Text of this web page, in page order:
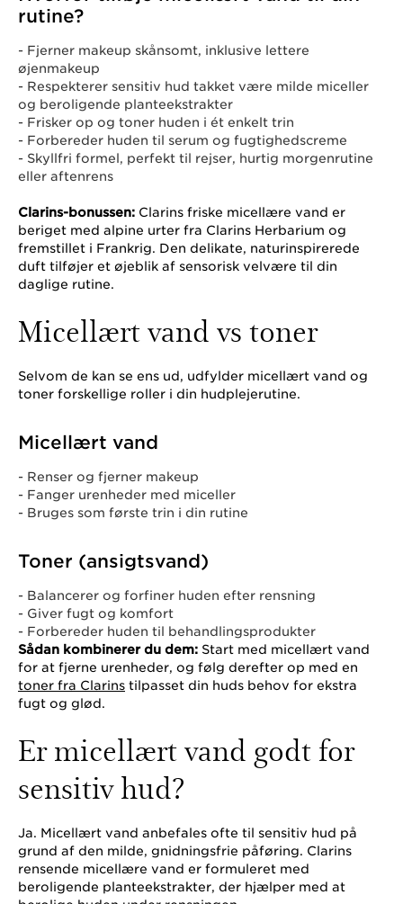
rutine?
- Fjerner makeup skånsomt, inklusive lettere
øjenmakeup
- Respekterer sensitiv hud takket være milde miceller
og beroligende planteekstrakter
- Frisker op og toner huden i ét enkelt trin
- Forbereder huden til serum og fugtighedscreme
- Skyllfri formel, perfekt til rejser, hurtig morgenrutine
eller aftenrens
Clarins-bonussen: Clarins friske micellære vand er
beriget med alpine urter fra Clarins Herbarium og
fremstillet i Frankrig. Den delikate, naturinspirerede
duft tilføjer et øjeblik af sensorisk velvære til din
daglige rutine.
Micellært vand vs toner
Selvom de kan se ens ud, udfylder micellært vand og
toner forskellige roller i din hudplejerutine.
Micellært vand
- Renser og fjerner makeup
- Fanger urenheder med miceller
- Bruges som første trin i din rutine
Toner (ansigtsvand)
- Balancerer og forfiner huden efter rensning
- Giver fugt og komfort
- Forbereder huden til behandlingsprodukter
Sådan kombinerer du dem: Start med micellært vand
for at fjerne urenheder, og følg derefter op med en
toner fra Clarins tilpasset din huds behov for ekstra
fugt og glød.
Er micellært vand godt for
sensitiv hud?
Ja. Micellært vand anbefales ofte til sensitiv hud på
grund af den milde, gnidningsfrie påføring. Clarins
rensende micellære vand er formuleret med
beroligende planteekstrakter, der hjælper med at